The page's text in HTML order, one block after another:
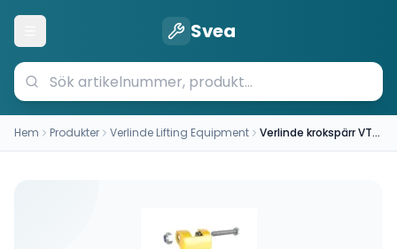
Öppna meny Svea
Hem Produkter Verlinde Lifting Equipment Verlinde krokspärr VT0007604